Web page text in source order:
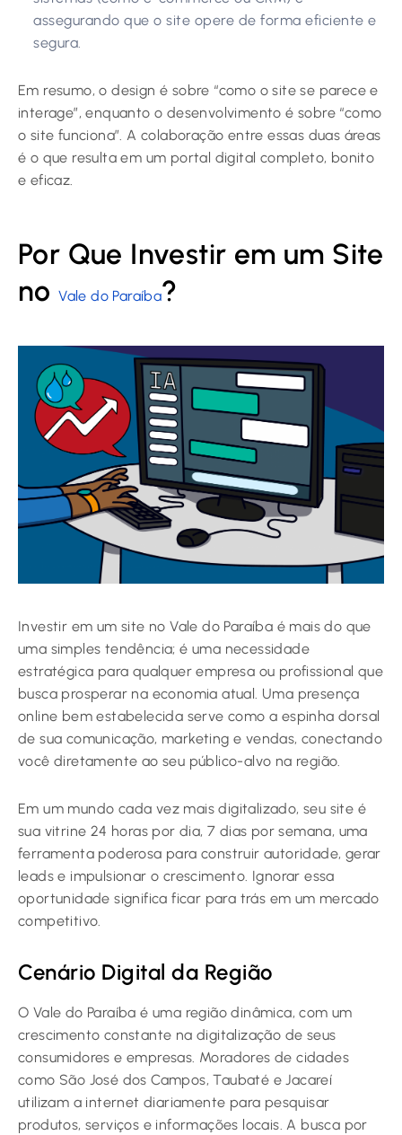
assegurando que o site opere de forma eficiente e
segura.
Em resumo, o design é sobre “como o site se parece e
interage”, enquanto o desenvolvimento é sobre “como
o site funciona”. A colaboração entre essas duas áreas
é o que resulta em um portal digital completo, bonito
e eficaz.
Por Que Investir em um Site
noVale do Paraíba?
Investir em um site no Vale do Paraíba é mais do que
uma simples tendência; é uma necessidade
estratégica para qualquer empresa ou profissional que
busca prosperar na economia atual. Uma presença
online bem estabelecida serve como a espinha dorsal
de sua comunicação, marketing e vendas, conectando
você diretamente ao seu público-alvo na região.
Em um mundo cada vez mais digitalizado, seu site é
sua vitrine 24 horas por dia, 7 dias por semana, uma
ferramenta poderosa para construir autoridade, gerar
leads e impulsionar o crescimento. Ignorar essa
oportunidade significa ficar para trás em um mercado
competitivo.
Cenário Digital da Região
O Vale do Paraíba é uma região dinâmica, com um
crescimento constante na digitalização de seus
consumidores e empresas. Moradores de cidades
como São José dos Campos, Taubaté e Jacareí
utilizam a internet diariamente para pesquisar
produtos, serviços e informações locais. A busca por